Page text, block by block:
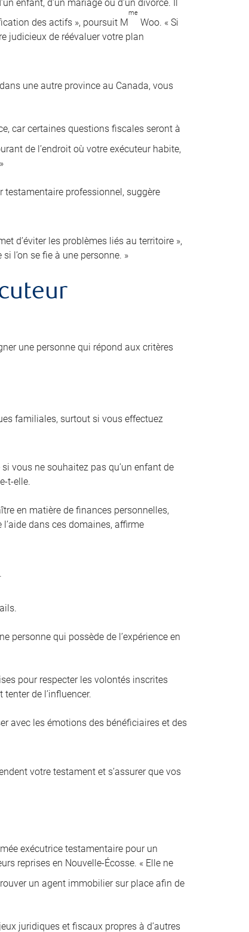
enfant, d’un mariage ou d’un divorce. Il
des actifs », poursuit M
me
Woo. « Si
judicieux de réévaluer votre plan
une autre province au Canada, vous
car certaines questions fiscales seront à
de l’endroit où votre exécuteur habite,
testamentaire professionnel, suggère
d’éviter les problèmes liés au territoire »,
l’on se fie à une personne. »
une personne qui répond aux critères
familiales, surtout si vous effectuez
si vous ne souhaitez pas qu’un enfant de
t-elle.
en matière de finances personnelles,
dans ces domaines, affirme
personne qui possède de l’expérience en
pour respecter les volontés inscrites
de l’influencer.
avec les émotions des bénéficiaires et des
votre testament et s’assurer que vos
exécutrice testamentaire pour un
reprises en Nouvelle-Écosse. « Elle ne
un agent immobilier sur place afin de
juridiques et fiscaux propres à d’autres